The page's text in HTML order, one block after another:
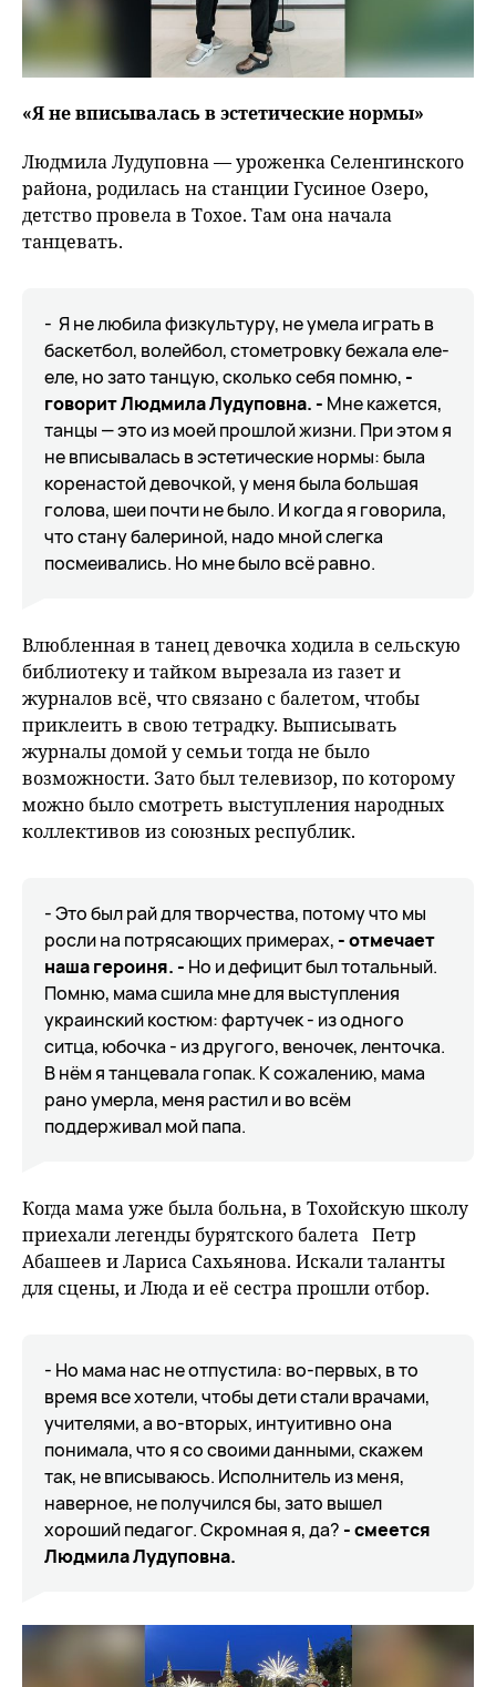
«Я не вписывалась в эстетические нормы»
Людмила Лудуповна — уроженка Селенгинского
района, родилась на станции Гусиное Озеро,
детство провела в Тохое. Там она начала
танцевать.
- Я не любила физкультуру, не умела играть в
баскетбол, волейбол, стометровку бежала еле-
еле, но зато танцую, сколько себя помню, -
говорит Людмила Лудуповна. - Мне кажется,
танцы — это из моей прошлой жизни. При этом я
не вписывалась в эстетические нормы: была
коренастой девочкой, у меня была большая
голова, шеи почти не было. И когда я говорила,
что стану балериной, надо мной слегка
посмеивались. Но мне было всё равно.
Влюбленная в танец девочка ходила в сельскую
библиотеку и тайком вырезала из газет и
журналов всё, что связано с балетом, чтобы
приклеить в свою тетрадку. Выписывать
журналы домой у семьи тогда не было
возможности. Зато был телевизор, по которому
можно было смотреть выступления народных
коллективов из союзных республик.
- Это был рай для творчества, потому что мы
росли на потрясающих примерах, - отмечает
наша героиня. - Но и дефицит был тотальный.
Помню, мама сшила мне для выступления
украинский костюм: фартучек - из одного
ситца, юбочка - из другого, веночек, ленточка.
В нём я танцевала гопак. К сожалению, мама
рано умерла, меня растил и во всём
поддерживал мой папа.
Когда мама уже была больна, в Тохойскую школу
приехали легенды бурятского балета Петр
Абашеев и Лариса Сахьянова. Искали таланты
для сцены, и Люда и её сестра прошли отбор.
- Но мама нас не отпустила: во-первых, в то
время все хотели, чтобы дети стали врачами,
учителями, а во-вторых, интуитивно она
понимала, что я со своими данными, скажем
так, не вписываюсь. Исполнитель из меня,
наверное, не получился бы, зато вышел
хороший педагог. Скромная я, да? - смеется
Людмила Лудуповна.